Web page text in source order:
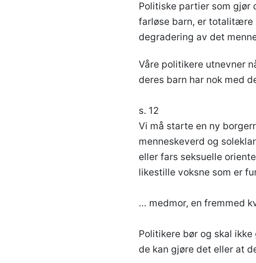
Politiske partier som gjør
farløse barn, er totalitære
degradering av det
Våre politikere utnevner
deres barn har nok med
s. 12
Vi må starte en ny
menneskeverd og
eller fars seksuelle
likestille voksne som er
… medmor, en fremmed
Politikere bør og skal
de kan gjøre det eller at